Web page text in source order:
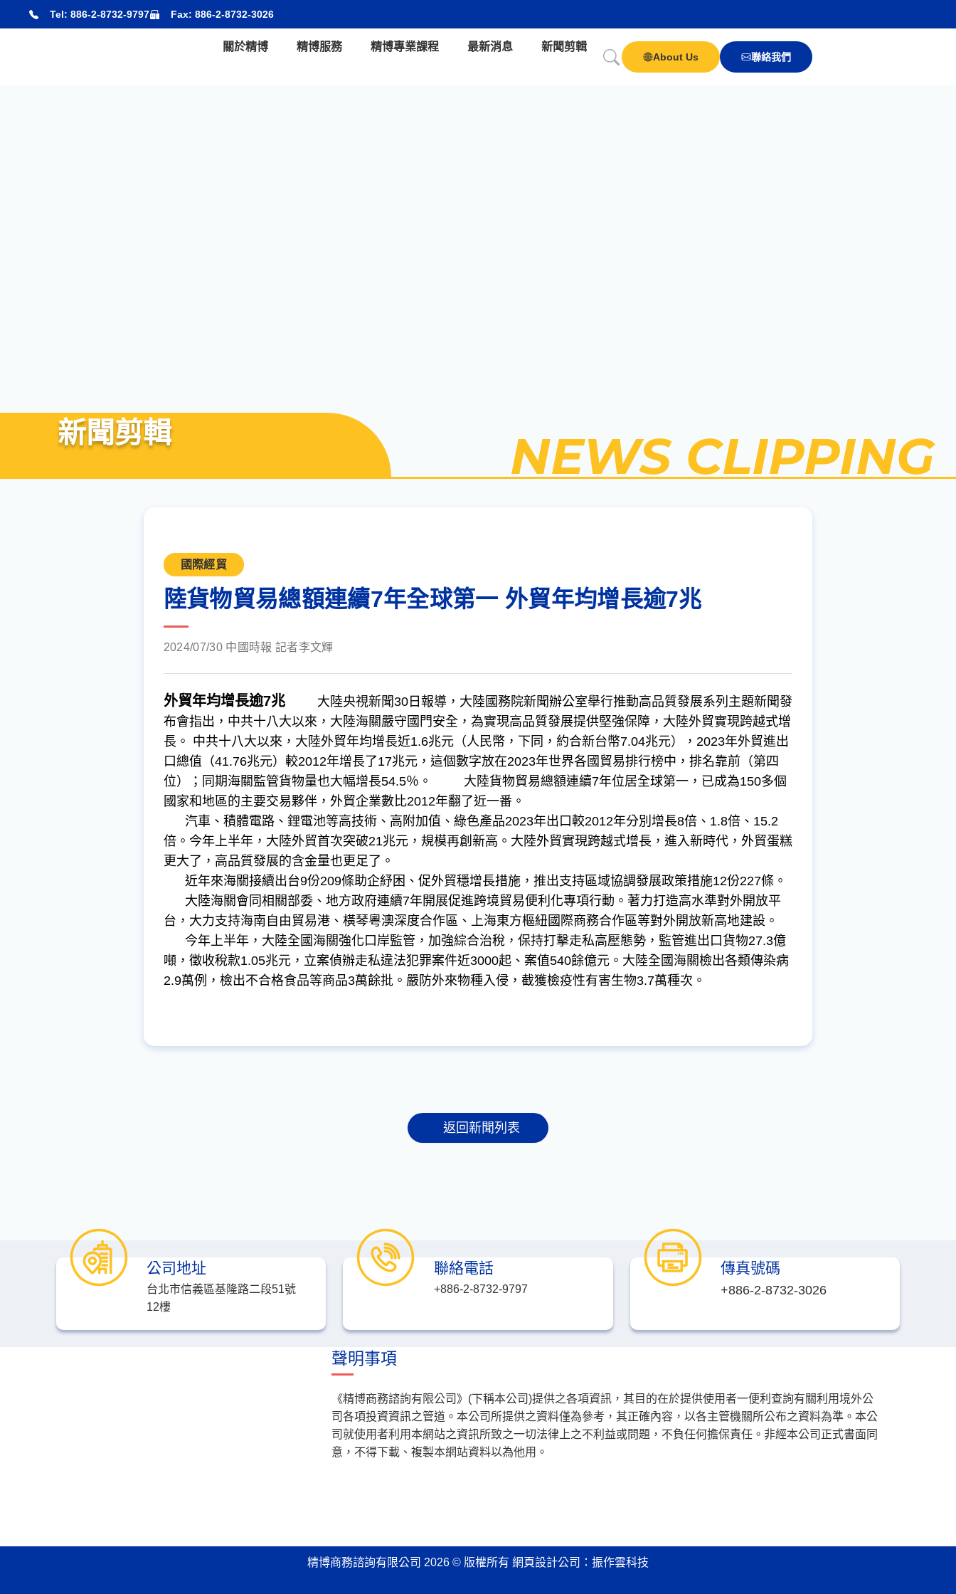
至
Tel: 886-2-8732-9797 Fax: 886-2-8732-3026
關於精博 精博服務 精博專業課程 最新消息 新聞剪輯
About Us 聯絡我們
NEWS CLIPPING
新聞剪輯
國際經貿
陸貨物貿易總額連續7年全球第一 外貿年均增長逾7兆
2024/07/30 中國時報 記者李文輝
外貿年均增長逾7兆
大陸央視新聞30日報導，大陸國務院新聞辦公室舉行推動高品質發展系列主題新聞發
布會指出，中共十八大以來，大陸海關嚴守國門安全，為實現高品質發展提供堅強保障，大陸外貿實現跨越式增
長。 中共十八大以來，大陸外貿年均增長近1.6兆元（人民幣，下同，約合新台幣7.04兆元），2023年外貿進出
口總值（41.76兆元）較2012年增長了17兆元，這個數字放在2023年世界各國貿易排行榜中，排名靠前（第四
位）；同期海關監管貨物量也大幅增長54.5％。
大陸貨物貿易總額連續7年位居全球第一，已成為150多個
國家和地區的主要交易夥伴，外貿企業數比2012年翻了近一番。
汽車、積體電路、鋰電池等高技術、高附加值、綠色產品2023年出口較2012年分別增長8倍、1.8倍、15.2
倍。今年上半年，大陸外貿首次突破21兆元，規模再創新高。大陸外貿實現跨越式增長，進入新時代，外貿蛋糕
更大了，高品質發展的含金量也更足了。
近年來海關接續出台9份209條助企紓困、促外貿穩增長措施，推出支持區域協調發展政策措施12份227條。
大陸海關會同相關部委、地方政府連續7年開展促進跨境貿易便利化專項行動。著力打造高水準對外開放平
台，大力支持海南自由貿易港、橫琴粵澳深度合作區、上海東方樞紐國際商務合作區等對外開放新高地建設。
今年上半年，大陸全國海關強化口岸監管，加強綜合治稅，保持打擊走私高壓態勢，監管進出口貨物27.3億
噸，徵收稅款1.05兆元，立案偵辦走私違法犯罪案件近3000起、案值540餘億元。大陸全國海關檢出各類傳染病
2.9萬例，檢出不合格食品等商品3萬餘批。嚴防外來物種入侵，截獲檢疫性有害生物3.7萬種次。
返回新聞列表
公司地址
台北市信義區基隆路二段51號
12樓
聯絡電話
+886-2-8732-9797
傳真號碼
+886-2-8732-3026
聲明事項
《精博商務諮詢有限公司》(下稱本公司)提供之各項資訊，其目的在於提供使用者一便利查詢有關利用境外公
司各項投資資訊之管道。本公司所提供之資料僅為參考，其正確內容，以各主管機關所公布之資料為準。本公
司就使用者利用本網站之資訊所致之一切法律上之不利益或問題，不負任何擔保責任。非經本公司正式書面同
意，不得下載、複製本網站資料以為他用。
精博商務諮詢有限公司 2026 © 版權所有 網頁設計公司 ：振作雲科技